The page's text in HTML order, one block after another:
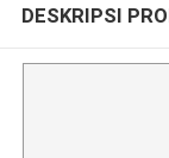
DESKRIPSI